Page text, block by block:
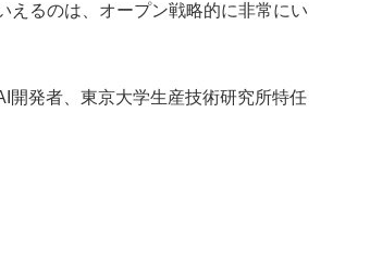
えるのは、オープン戦略的に非常にい
開発者、東京大学生産技術研究所特任